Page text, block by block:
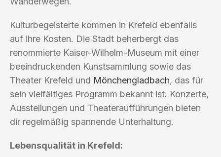
Kulturbegeisterte kommen in Krefeld ebenfalls
auf ihre Kosten. Die Stadt beherbergt das
renommierte Kaiser-Wilhelm-Museum mit einer
beeindruckenden Kunstsammlung sowie das
Theater Krefeld und Mönchengladbach, das für
sein vielfältiges Programm bekannt ist. Konzerte,
Ausstellungen und Theateraufführungen bieten
dir regelmäßig spannende Unterhaltung.
Lebensqualität in Krefeld: